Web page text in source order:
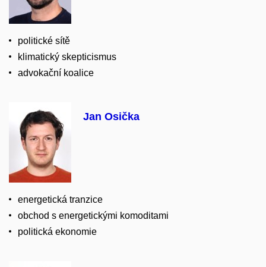
politické sítě
klimatický skepticismus
advokační koalice
Jan Osička
energetická tranzice
obchod s energetickými komoditami
politická ekonomie